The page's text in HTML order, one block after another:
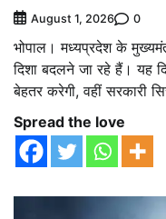
August 1, 2026 0
भोपाल। मध्यप्रदेश के
दिशा बदलने जा रहे हैं। यह
बेहतर करेगी, वहीं सरकारी
Spread the love